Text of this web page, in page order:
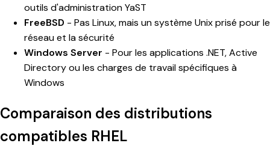
outils d'administration YaST
FreeBSD - Pas Linux, mais un système Unix prisé pour le
réseau et la sécurité
Windows Server - Pour les applications .NET, Active
Directory ou les charges de travail spécifiques à
Windows
Comparaison des distributions
compatibles RHEL